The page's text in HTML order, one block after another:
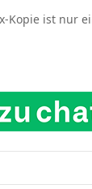
Kopie ist nur